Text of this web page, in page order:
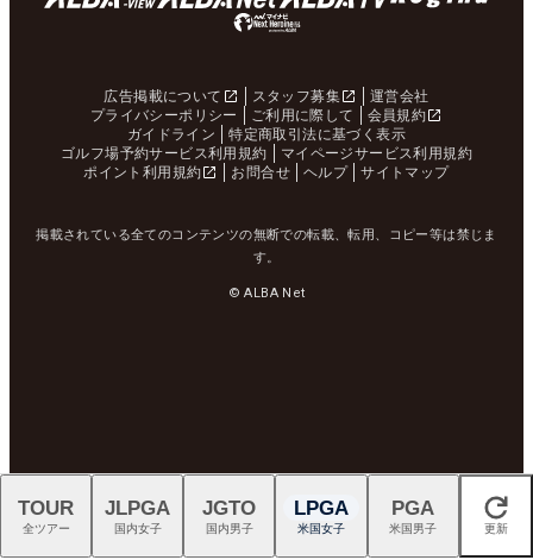
広告掲載について スタッフ募集
運営会社
プライバシーポリシー
ご利用に際して
会員規約
ガイドライン
特定商取引法に基づく表示
ゴルフ場予約サービス利用規約
マイページサービス利用規約
ポイント利用規約
お問合せ ヘルプ サイトマップ
掲載されている全てのコンテンツの無断での転載、転用、コピー等は禁じま
す。
© ALBA Net
閉じる
TOUR
全ツアー
JLPGA
国内女子
JGTO
国内男子
LPGA
米国女子
PGA
米国男子 更新